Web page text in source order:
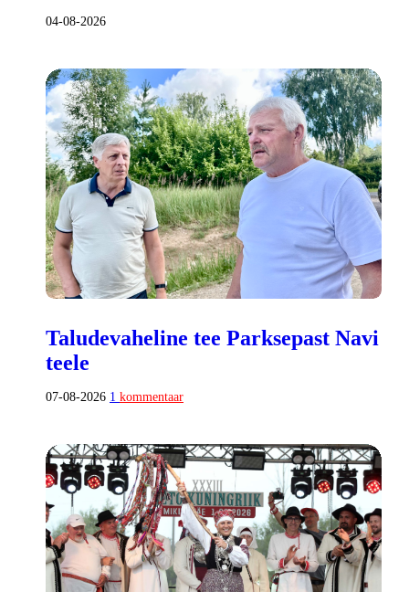
04-08-2026
Taludevaheline tee Parksepast Navi
teele
07-08-2026 1 kommentaar